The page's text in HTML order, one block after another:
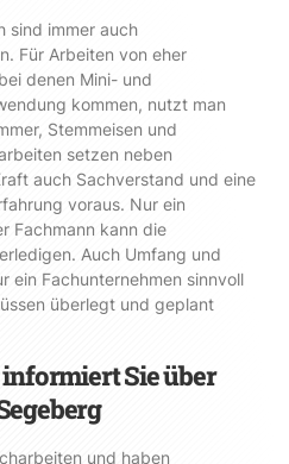
sind immer auch
Für Arbeiten von eher
denen Mini- und
kommen, nutzt man
Stemmeisen und
setzen neben
auch Sachverstand und eine
voraus. Nur ein
Fachmann kann die
Auch Umfang und
ein Fachunternehmen sinnvoll
überlegt und geplant
Sie über
und haben